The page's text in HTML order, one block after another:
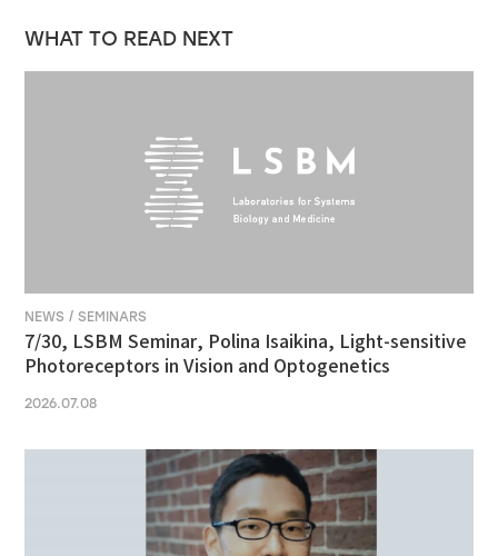
WHAT TO READ NEXT
NEWS / SEMINARS
7/30, LSBM Seminar, Polina Isaikina, Light-sensitive
Photoreceptors in Vision and Optogenetics
2026.07.08